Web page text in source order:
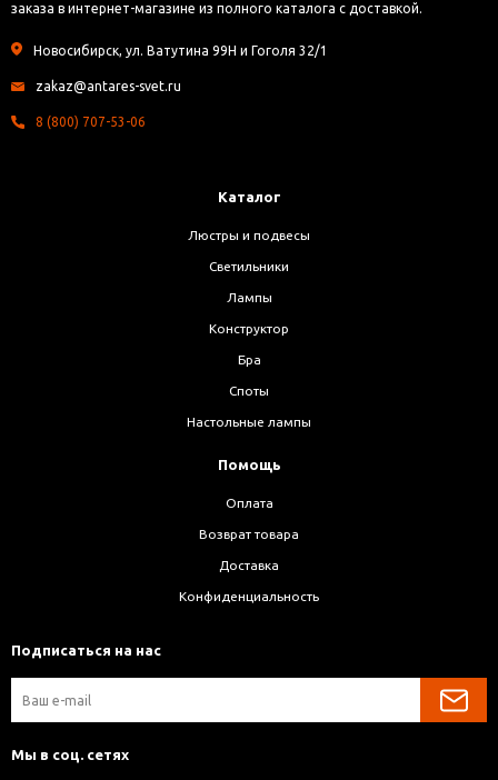
заказа в интернет-магазине из полного каталога с доставкой.
Новосибирск, ул. Ватутина 99Н и Гоголя 32/1
zakaz@antares-svet.ru
8 (800) 707-53-06
Каталог
Люстры и подвесы
Светильники
Лампы
Конструктор
Бра
Споты
Настольные лампы
Помощь
Оплата
Возврат товара
Доставка
Конфиденциальность
Подписаться на нас
Мы в соц. сетях